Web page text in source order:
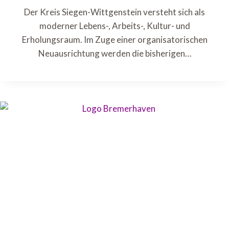
Der Kreis Siegen-Wittgenstein versteht sich als
moderner Lebens-, Arbeits-, Kultur- und
Erholungsraum. Im Zuge einer organisatorischen
Neuausrichtung werden die bisherigen…